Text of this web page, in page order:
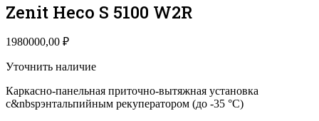
Zenit Heco S 5100 W2R
1980000,00 ₽
Уточнить наличие
Каркасно-панельная приточно-вытяжная установка
с&nbspэнтальпийным рекуператором (до -35 °C)